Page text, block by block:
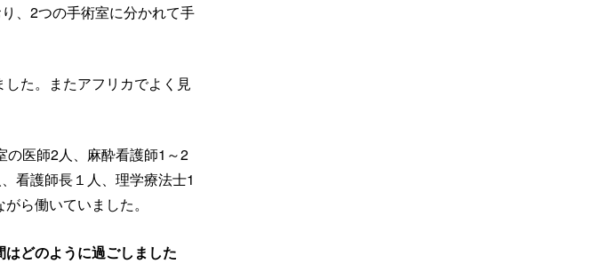
、2つの手術室に分かれて手
た。またアフリカでよく見
の医師2人、麻酔看護師1～2
看護師長１人、理学療法士1
ら働いていました。
どのように過ごしました